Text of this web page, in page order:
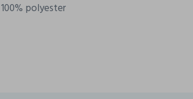
100% polyester